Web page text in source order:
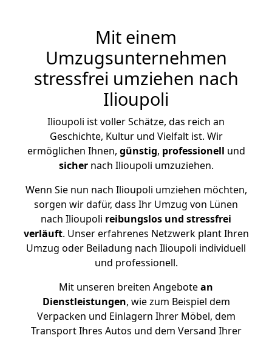
Mit einem
Umzugsunternehmen
stressfrei umziehen nach
Ilioupoli
Ilioupoli ist voller Schätze, das reich an
Geschichte, Kultur und Vielfalt ist. Wir
ermöglichen Ihnen, günstig, professionell und
sichernach Ilioupoli umzuziehen.
Wenn Sie nun nach Ilioupoli umziehen möchten,
sorgen wir dafür, dass Ihr Umzug von Lünen
nach Ilioupoli reibungslos und stressfrei
verläuft. Unser erfahrenes Netzwerk plant Ihren
Umzug oder Beiladung nach Ilioupoli individuell
und professionell.
Mit unseren breiten Angebotean
Dienstleistungen, wie zum Beispiel dem
Verpacken und Einlagern Ihrer Möbel, dem
Transport Ihres Autos und dem Versand Ihrer